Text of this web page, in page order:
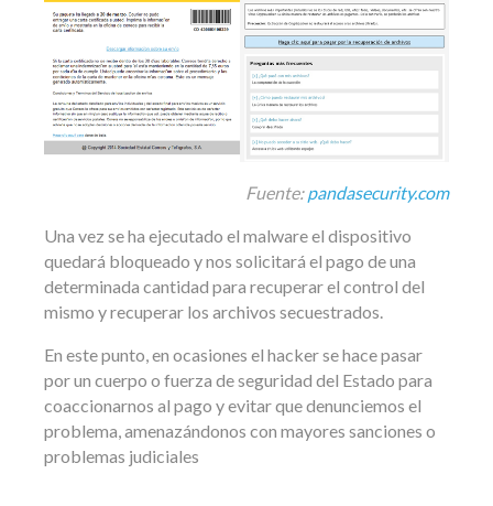
Fuente:pandasecurity.com
Una vez se ha ejecutado el malware el dispositivo
quedará bloqueado y nos solicitará el pago de una
determinada cantidad para recuperar el control del
mismo y recuperar los archivos secuestrados.
En este punto, en ocasiones el hacker se hace pasar
por un cuerpo o fuerza de seguridad del Estado para
coaccionarnos al pago y evitar que denunciemos el
problema, amenazándonos con mayores sanciones o
problemas judiciales